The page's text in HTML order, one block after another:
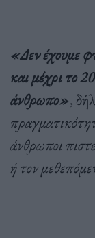
«Δεν έχουμε
και μέχρι το
άνθρωπο»,
άνθρωποι
ή τον